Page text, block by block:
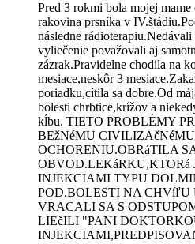
Pred 3 rokmi bola mojej mame
rakovina prsníka v
následne
vyliečenie považovali aj
zázrak.Pravidelne chodila na
mesiace,neskôr 3
poriadku,cítila sa dobre.Od
bolesti chrbtice,krížov a
kĺbu. TIETO PROBLÉMY
BEžNéMU CIVILIZAčNéMU
OCHORENIU.OBRáTILA
OBVOD.LEKáRKU,KTORá
INJEKCIAMI TYPU
POD.BOLESTI NA CHVíľU
VRACALI SA S
LIEčILI "PANI